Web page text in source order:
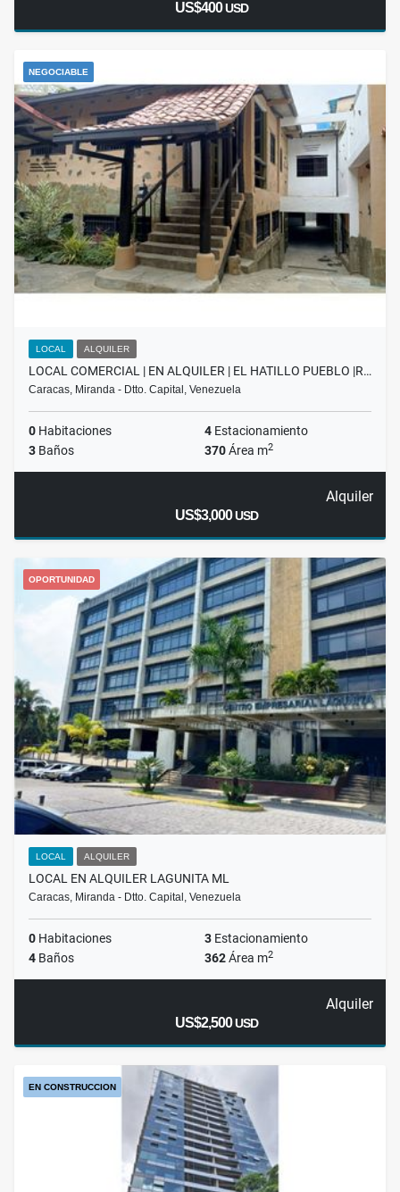
US$400USD
NEGOCIABLE
LOCAL ALQUILER
LOCAL COMERCIAL | EN ALQUILER | EL HATILLO PUEBLO |R…
Caracas, Miranda - Dtto. Capital, Venezuela
0 Habitaciones 4 Estacionamiento
3 Baños 370Área m2
Alquiler
US$3,000USD
OPORTUNIDAD
LOCAL ALQUILER
LOCAL EN ALQUILER LAGUNITA ML
Caracas, Miranda - Dtto. Capital, Venezuela
0 Habitaciones 3 Estacionamiento
4 Baños 362Área m2
Alquiler
US$2,500USD
EN CONSTRUCCION